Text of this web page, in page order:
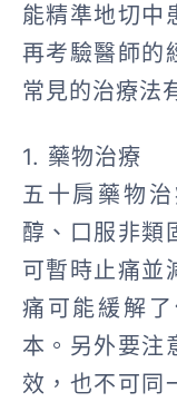
能精準地切中
再考驗醫師的
常見的治療法
1. 藥物治療
五十肩藥物
醇、口服非類
可暫時止痛並
痛可能緩解
本。另外要注
效，也不可同